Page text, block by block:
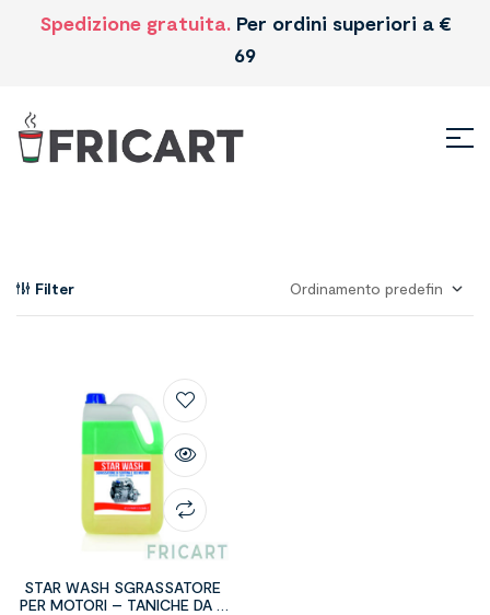
Spedizione gratuita. Per ordini superiori a €
69
Filter
STAR WASH SGRASSATORE
PER MOTORI – TANICHE DA 5